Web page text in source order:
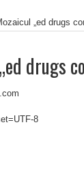
„ed drugs
drugs
8